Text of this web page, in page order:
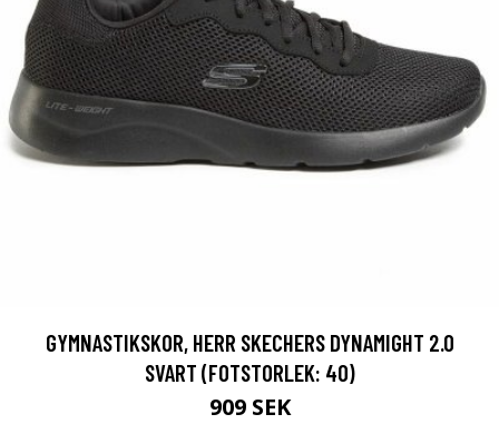
GYMNASTIKSKOR, HERR SKECHERS DYNAMIGHT 2.0
SVART (FOTSTORLEK: 40)
909 SEK